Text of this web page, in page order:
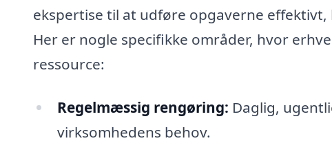
ekspertise til at udføre opgaverne
Her er nogle specifikke områder, hvor
ressource:
Regelmæssig rengøring: Daglig,
virksomhedens behov.